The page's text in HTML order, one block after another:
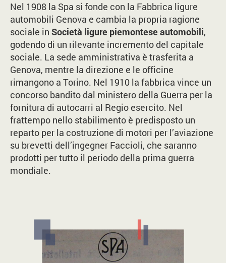
Nel 1908 la Spa si fonde con la Fabbrica ligure
automobili Genova e cambia la propria ragione
sociale in Società ligure piemontese automobili,
godendo di un rilevante incremento del capitale
sociale. La sede amministrativa è trasferita a
Genova, mentre la direzione e le officine
rimangono a Torino. Nel 1910 la fabbrica vince un
concorso bandito dal ministero della Guerra per la
fornitura di autocarri al Regio esercito. Nel
frattempo nello stabilimento è predisposto un
reparto per la costruzione di motori per l’aviazione
su brevetti dell’ingegner Faccioli, che saranno
prodotti per tutto il periodo della prima guerra
mondiale.